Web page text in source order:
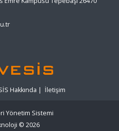
Hakkında | İletişim
Yönetim Sistemi
© 2026